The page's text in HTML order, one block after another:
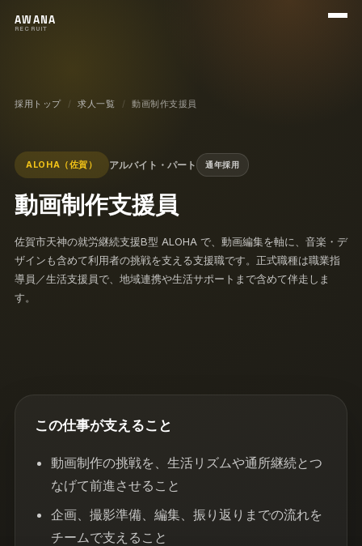
AWANA
RECRUIT メニ
採用トップ 求人一覧 動画制作支援員
ALOHA（佐賀） アルバイト・パート 通年採用
動画制作支援員
佐賀市天神の就労継続支援B型 ALOHA で、動画編集を軸に、音楽・デ
ザインも含めて利用者の挑戦を支える支援職です。正式職種は職業指
導員／生活支援員で、地域連携や生活サポートまで含めて伴走しま
す。
この仕事が支えること
動画制作の挑戦を、生活リズムや通所継続とつ
なげて前進させること
企画、撮影準備、編集、振り返りまでの流れを
チームで支えること